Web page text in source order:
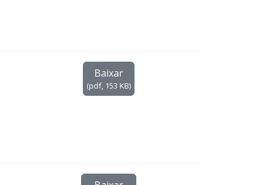
Baixar
(pdf, 153 KB)